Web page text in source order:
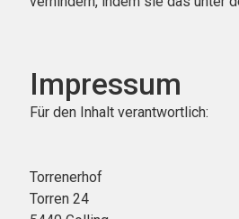
Impressum
Für den Inhalt verantwortlich:
Torrenerhof
Torren 24